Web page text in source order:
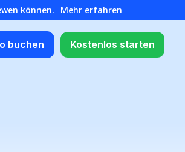
können. Mehr erfahren
buchen Kostenlos starten